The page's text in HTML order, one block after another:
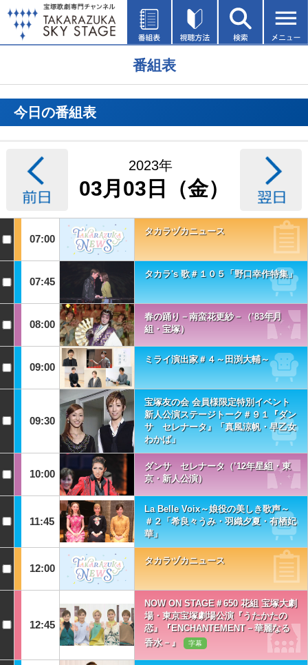
番組表
今日の番組表
2023年
03月03日（金）
07:00
タカラヅカニュース
07:45
タカラ's 歌＃１０５「野口幸作特集」
08:00
春の踊り－南蛮花更紗－（’83年月
組・宝塚）
09:00
ミライ演出家＃４～田渕大輔～
09:30
宝塚友の会 会員様限定特別イベント
新人公演ステージトーク＃９１『ダン
サ セレナータ』「真風涼帆・早乙女
わかば」
10:00
ダンサ セレナータ（’12年星組・東
京・新人公演）
11:45
La Belle Voix～娘役の美しき歌声～
＃２「希良々うみ・羽織夕夏・有栖妃
華」
12:00
タカラヅカニュース
12:45
NOW ON STAGE＃650 花組 宝塚大劇
場・東京宝塚劇場公演『うたかたの
恋』『ENCHANTEMENT－華麗なる
香水－』
字幕